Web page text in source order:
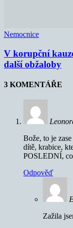
Nemocnice
V korupční
další obžaloby
3 KOMENTÁŘE
Bože, to je
dítě, krabice,
POSLEDNÍ,
Odpověď
Zažila